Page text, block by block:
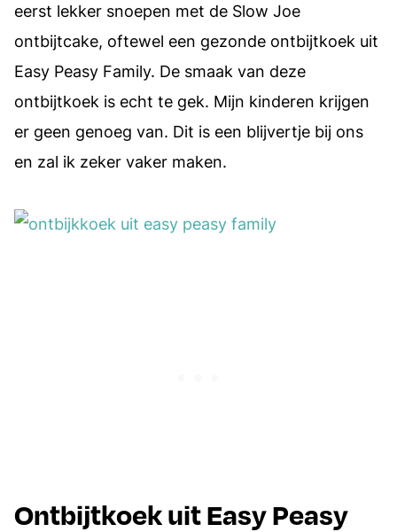
eerst lekker snoepen met de Slow Joe
ontbijtcake, oftewel een gezonde ontbijtkoek uit
Easy Peasy Family. De smaak van deze
ontbijtkoek is echt te gek. Mijn kinderen krijgen
er geen genoeg van. Dit is een blijvertje bij ons
en zal ik zeker vaker maken.
Ontbijtkoek uit Easy Peasy